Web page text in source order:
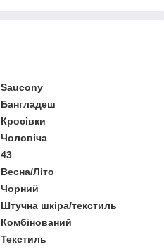
Saucony
Бангладеш
Кросівки
Чоловіча
43
Весна/Літо
Чорний
Штучна шкіра/текстиль
Комбінований
Текстиль